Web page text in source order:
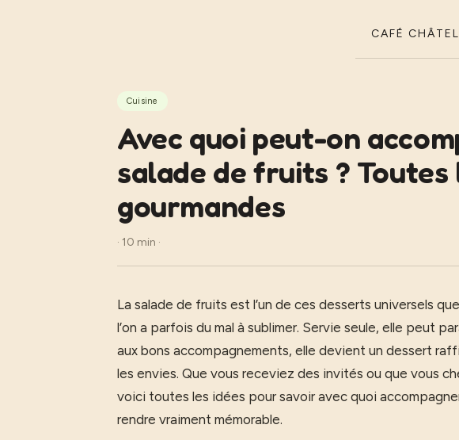
CAFÉ
Cuisine
Avec quoi peut-on
salade de fruits ? Toutes
gourmandes
· 10 min ·
La salade de fruits est l’un de ces desserts universels
l’on a parfois du mal à sublimer. Servie seule, elle peut
aux bons accompagnements, elle devient un dessert
les envies. Que vous receviez des invités ou que vous
voici toutes les idées pour savoir avec quoi
rendre vraiment mémorable.